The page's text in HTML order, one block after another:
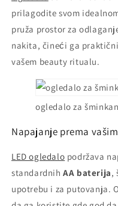
prilagodite svom
pruža prostor za
nakita, čineći ga
vašem beauty ritualu.
ogledalo za
Napajanje prema
LED ogledalo podržava
standardnih AA baterija,
upotrebu i za putovanja.